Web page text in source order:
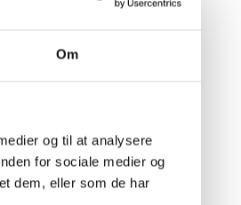
Om
og til at analysere
for sociale medier og
dem, eller som de har
Er det